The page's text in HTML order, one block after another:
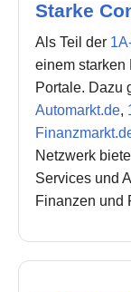
Starke
Als Teil der
einem starken
Portale. Dazu
Automarkt.de,
Netzwerk
Services und
Finanzen und